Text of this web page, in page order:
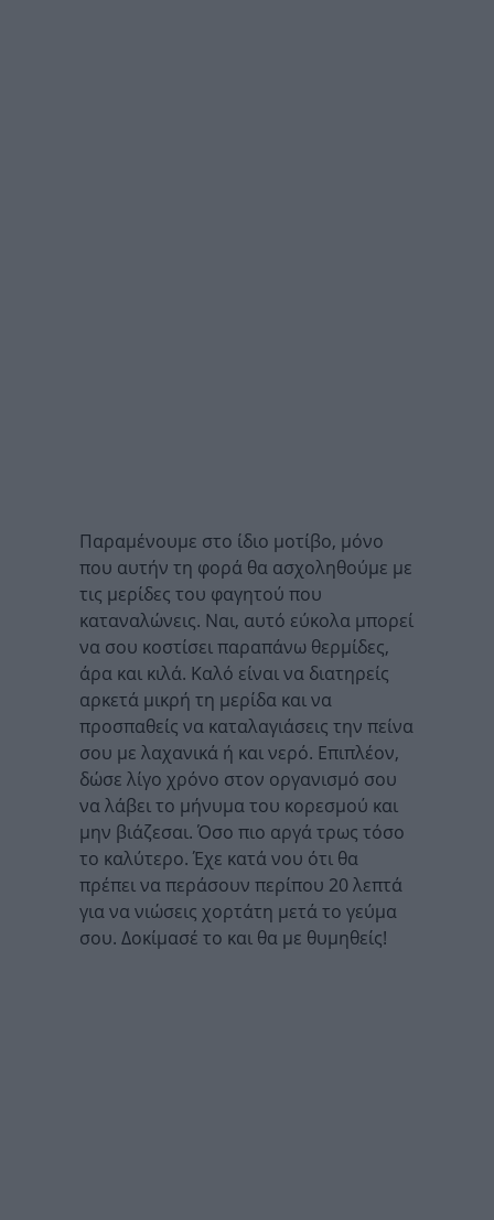
Παραμένουμε στο ίδιο μοτίβο, μόνο
που αυτήν τη φορά θα ασχοληθούμε με
τις μερίδες του φαγητού που
καταναλώνεις. Ναι, αυτό εύκολα μπορεί
να σου κοστίσει παραπάνω θερμίδες,
άρα και κιλά. Καλό είναι να διατηρείς
αρκετά μικρή τη μερίδα και να
προσπαθείς να καταλαγιάσεις την πείνα
σου με λαχανικά ή και νερό. Επιπλέον,
δώσε λίγο χρόνο στον οργανισμό σου
να λάβει το μήνυμα του κορεσμού και
μην βιάζεσαι. Όσο πιο αργά τρως τόσο
το καλύτερο. Έχε κατά νου ότι θα
πρέπει να περάσουν περίπου 20 λεπτά
για να νιώσεις χορτάτη μετά το γεύμα
σου. Δοκίμασέ το και θα με θυμηθείς!